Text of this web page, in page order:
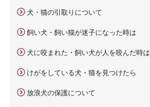
犬・猫の引取りについて
飼い犬・飼い猫が迷子になった時は
犬に咬まれた・飼い犬が人を咬んだ時は
けがをしている犬・猫を見つけたら
放浪犬の保護について